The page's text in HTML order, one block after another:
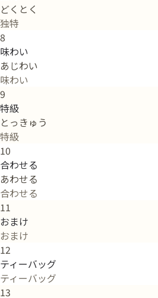
どくとく
独特
8
味わい
あじわい
味わい
9
特級
とっきゅう
特級
10
合わせる
あわせる
合わせる
11
おまけ
おまけ
12
ティーバッグ
ティーバッグ
13